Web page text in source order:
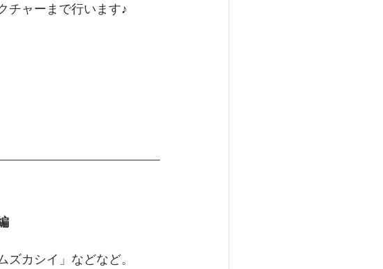
チャーまで行います♪
カシイ」などなど。